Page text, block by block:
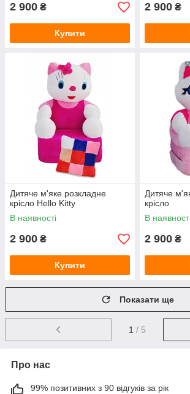
2 900 ₴
Купити
2 900 ₴
Дитяче м'яке розкладне
крісло Hello Kitty
В наявності
2 900 ₴
Купити
Дитяче
крісло
В
2 900 ₴
Показати ще
1 / 5
Про нас
99% позитивних з 90 відгуків за рік